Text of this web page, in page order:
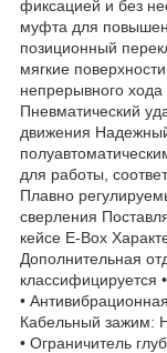
фиксацией и без
муфта для
позиционный
мягкие
непрерывного хода
Пневматический
движения
для работы,
Плавно
сверления
кейсе E-Box
Дополнительная
классифицируется
•
Кабельный зажим:
• Ограничитель